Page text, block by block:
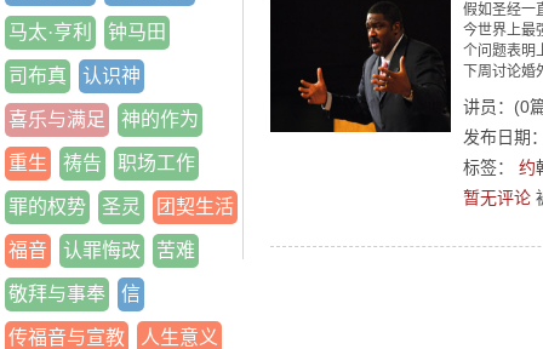
马太·亨利 钟马田
司布真 认识神
喜乐与满足 神的作为
重生 祷告 职场工作
罪的权势 圣灵 团契生活
福音 认罪悔改 苦难
敬拜与事奉 信
传福音与宣教 人生意义
假如圣经一
今世界上最
个问题表明
下周讨论
讲员： (0
发布日期
标签： 约
暂无评论